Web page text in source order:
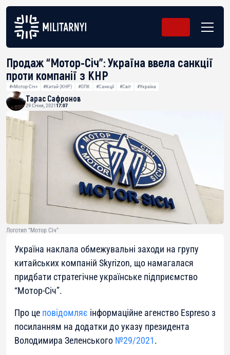
Продаж “Мотор-Січ”: Україна ввела санкції
проти компанії з КНР
#«Мотор-Січ» #Китай (КНР) #ОПК #Санкції #Світ #Україна
Тарас Сафронов
29 Січня, 202117:07
Логотип “Мотор Січ”
Україна наклала обмежувальні заходи на групу
китайських компаній Skyrizon, що намагалася
придбати стратегічне українське підприємство
“Мотор-Січ”.
Про це повідомляє інформаційне агенство Espreso з
посиланням на додатки до указу президента
Володимира Зеленського №29/2021.